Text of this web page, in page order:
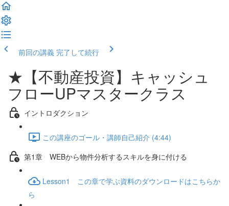
前回の講義 完了して続行
★【不動産投資】キャッシュ
フローUPマスタークラス
イントロダクション
この講座のゴール・講師自己紹介 (4:44)
第1章 WEBから物件分析するスキルを身に付ける
Lesson1 この章で学ぶ資料のダウンロードはこちらか
ら